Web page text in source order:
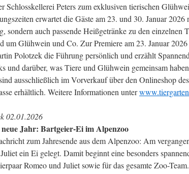
Schlosskellerei Peters zum exklusiven tierischen
erwartet die Gäste am 23. und 30. Januar 2026
sondern auch passende Heißgetränke zu den einzelnen
um Glühwein und Co. Zur Premiere am 23. Januar
Polotzek die Führung persönlich und erzählt
und darüber, was Tiere und Glühwein gemeinsam
ausschließlich im Vorverkauf über den Onlineshop
erhältlich. Weitere Informationen unter
02.01.2026
Jahr: Bartgeier-Ei im Alpenzoo
zum Jahresende aus dem Alpenzoo: Am
ein Ei gelegt. Damit beginnt eine besonders
Romeo und Juliet sowie für das gesamte Zoo-